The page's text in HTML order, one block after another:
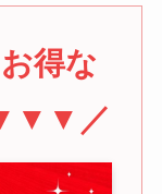
得な
▼▼▼／